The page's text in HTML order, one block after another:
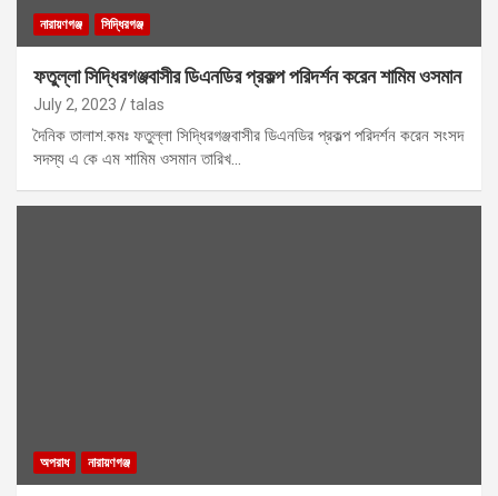
নারায়ণগঞ্জ সিদ্ধিরগঞ্জ
ফতুল্লা সিদ্ধিরগঞ্জবাসীর ডিএনডির প্রকল্প পরিদর্শন করেন শামিম ওসমান
July 2, 2023 talas
দৈনিক তালাশ.কমঃ ফতুল্লা সিদ্ধিরগঞ্জবাসীর ডিএনডির প্রকল্প পরিদর্শন করেন সংসদ
সদস্য এ কে এম শামিম ওসমান তারিখ…
অপরাধ নারায়ণগঞ্জ